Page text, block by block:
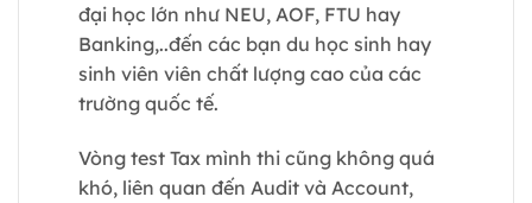
đại học lớn như NEU, AOF, FTU hay
Banking,..đến các bạn du học sinh hay
sinh viên viên chất lượng cao của các
trường quốc tế.
Vòng test Tax mình thi cũng không quá
khó, liên quan đến Audit và Account,